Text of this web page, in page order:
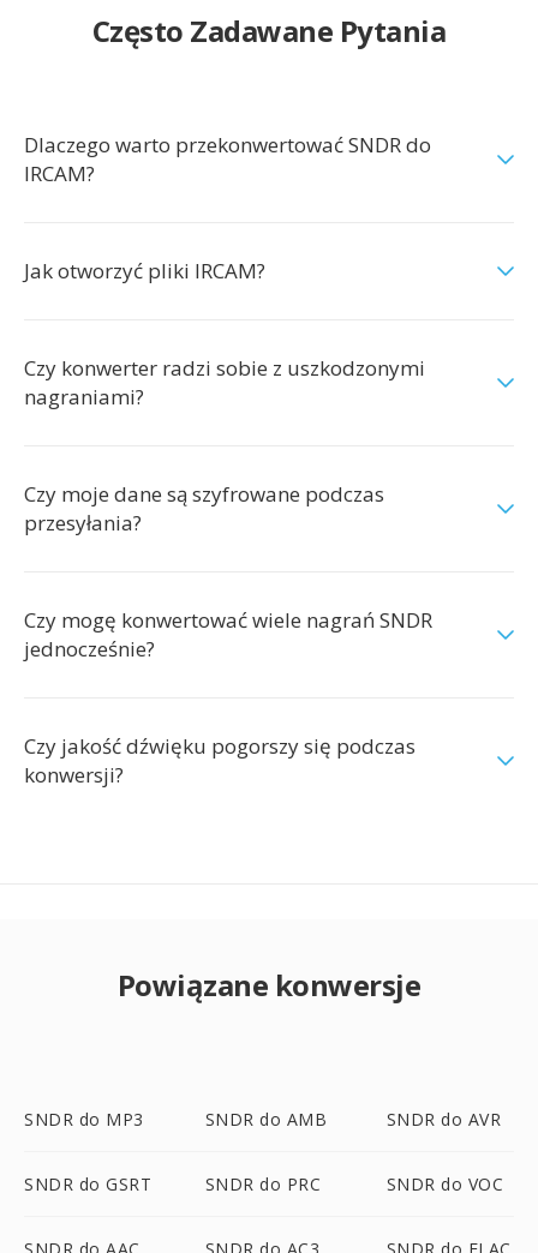
Często Zadawane Pytania
Dlaczego warto przekonwertować SNDR do
IRCAM?
Jak otworzyć pliki IRCAM?
Czy konwerter radzi sobie z uszkodzonymi
nagraniami?
Czy moje dane są szyfrowane podczas
przesyłania?
Czy mogę konwertować wiele nagrań SNDR
jednocześnie?
Czy jakość dźwięku pogorszy się podczas
konwersji?
Powiązane konwersje
SNDR do MP3 SNDR do AMB SNDR do AVR
SNDR do GSRT SNDR do PRC SNDR do VOC